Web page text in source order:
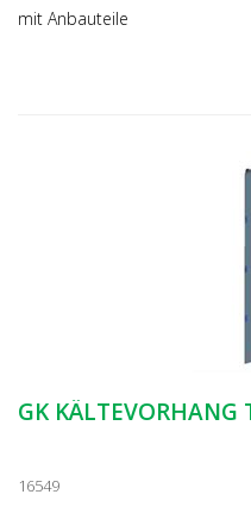
mit Anbauteile
GK KÄLTEVORHANG
16549